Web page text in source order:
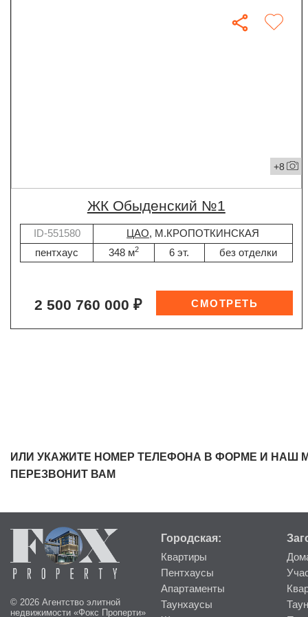
+8
ЖК Обыденский №1
ID-551580 ЦАО, М.КРОПОТКИНСКАЯ
пентхаус
348 м2 6 эт. без отделки
2 500 760 000 ₽
ИЛИ УКАЖИТЕ НОМЕР ТЕЛЕФОНА В ФОРМЕ И НАШ
ПЕРЕЗВОНИТ ВАМ
© 2026 Агентство элитной
недвижимости «Фокс Проперти»
Городская:
Квартиры
Пентхаусы
Апартаменты
Таунхаусы